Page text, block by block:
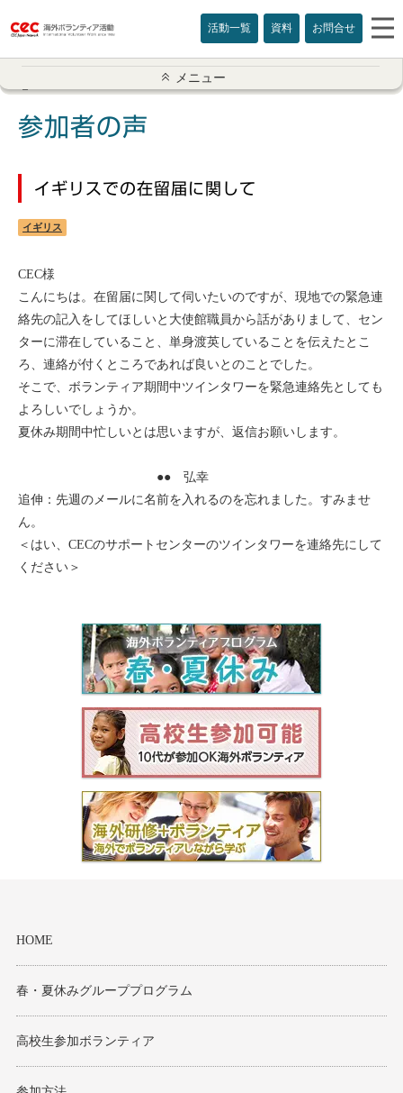
活動一覧 資料 お問合せ
アメリカ
カナダ
カンボジア
スリランカ
セブ
中国/海南島
ネパール
ベトナム
マルタ島
モンゴル
メニュー
参加者の声
イギリスでの在留届に関して
イギリス
CEC様
こんにちは。在留届に関して伺いたいのですが、現地での緊急連
絡先の記入をしてほしいと大使館職員から話がありまして、セン
ターに滞在していること、単身渡英していることを伝えたとこ
ろ、連絡が付くところであれば良いとのことでした。
そこで、ボランティア期間中ツインタワーを緊急連絡先としても
よろしいでしょうか。
夏休み期間中忙しいとは思いますが、返信お願いします。
●● 弘幸
追伸：先週のメールに名前を入れるのを忘れました。すみませ
ん。
＜はい、CECのサポートセンターのツインタワーを連絡先にして
ください＞
HOME
春・夏休みグループプログラム
高校生参加ボランティア